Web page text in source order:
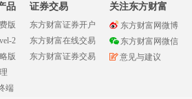
品
版
2
版
端
证券交易
东方财富证券开户
东方财富在线交易
东方财富证券交易
关注东方财富
东方财富网微博
东方财富网微信
意见与建议